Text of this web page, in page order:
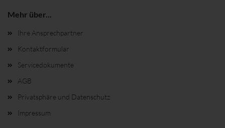
Mehr über...
Ihre Ansprechpartner
Kontaktformular
Servicedokumente
AGB
Privatsphäre und Datenschutz
Impressum